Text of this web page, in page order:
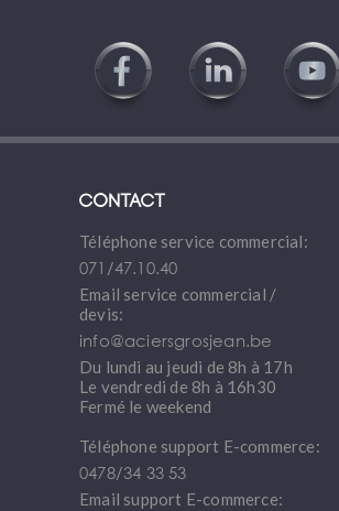
Contact
Téléphone service commercial:
071/47.10.40
Email service commercial /
devis:
info@aciersgrosjean.be
Du lundi au jeudi de 8h à 17h
Le vendredi de 8h à 16h30
Fermé le weekend
Téléphone support E-commerce:
0478/34 33 53
Email support E-commerce: